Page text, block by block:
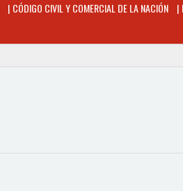
CÓDIGO CIVIL Y COMERCIAL DE LA NACIÓN